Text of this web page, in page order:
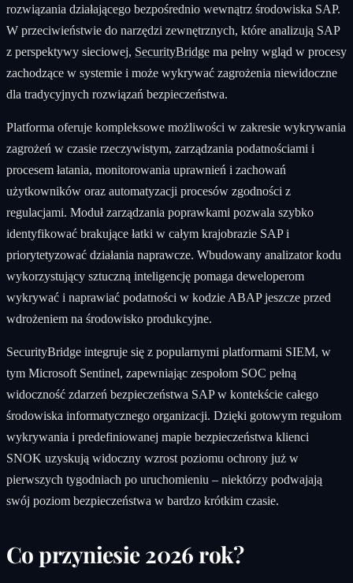
rozwiązania działającego bezpośrednio wewnątrz środowiska SAP.
W przeciwieństwie do narzędzi zewnętrznych, które analizują SAP
z perspektywy sieciowej, SecurityBridge ma pełny wgląd w procesy
zachodzące w systemie i może wykrywać zagrożenia niewidoczne
dla tradycyjnych rozwiązań bezpieczeństwa.
Platforma oferuje kompleksowe możliwości w zakresie wykrywania
zagrożeń w czasie rzeczywistym, zarządzania podatnościami i
procesem łatania, monitorowania uprawnień i zachowań
użytkowników oraz automatyzacji procesów zgodności z
regulacjami. Moduł zarządzania poprawkami pozwala szybko
identyfikować brakujące łatki w całym krajobrazie SAP i
priorytetyzować działania naprawcze. Wbudowany analizator kodu
wykorzystujący sztuczną inteligencję pomaga deweloperom
wykrywać i naprawiać podatności w kodzie ABAP jeszcze przed
wdrożeniem na środowisko produkcyjne.
SecurityBridge integruje się z popularnymi platformami SIEM, w
tym Microsoft Sentinel, zapewniając zespołom SOC pełną
widoczność zdarzeń bezpieczeństwa SAP w kontekście całego
środowiska informatycznego organizacji. Dzięki gotowym regułom
wykrywania i predefiniowanej mapie bezpieczeństwa klienci
SNOK uzyskują widoczny wzrost poziomu ochrony już w
pierwszych tygodniach po uruchomieniu – niektórzy podwajają
swój poziom bezpieczeństwa w bardzo krótkim czasie.
Co przyniesie 2026 rok?